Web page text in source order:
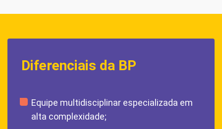
Diferenciais da BP
Equipe multidisciplinar especializada em
alta complexidade;